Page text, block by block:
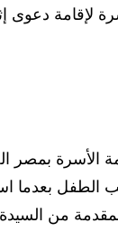
لإقامة دعوى
الأسرة بمصر
الطفل بعدما
من